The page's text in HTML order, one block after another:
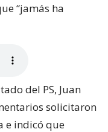
“jamás ha
del PS, Juan
solicitaron
e indicó que